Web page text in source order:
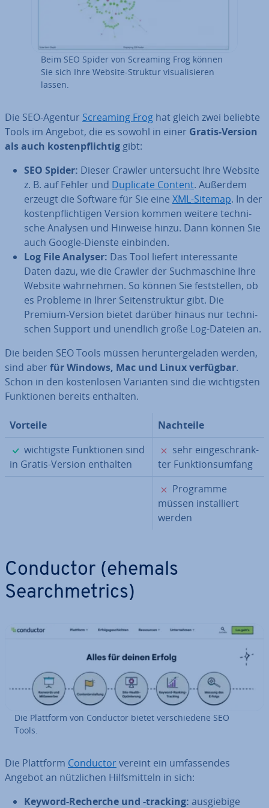
Beim SEO Spider von Screaming Frog können
Sie sich Ihre Website-Struktur vi­sua­li­sie­ren
lassen.
Die SEO-Agentur Screaming Frog hat gleich zwei beliebte
Tools im Angebot, die es sowohl in einer Gratis-Version
als auch kos­ten­pflich­tig gibt:
SEO Spider: Dieser Crawler un­ter­sucht Ihre Website
z. B. auf Fehler und Duplicate Content. Außerdem
erzeugt die Software für Sie eine XML-Sitemap. In der
kos­ten­pflich­ti­gen Version kommen weitere tech­ni­
sche Analysen und Hinweise hinzu. Dann können Sie
auch Google-Dienste einbinden.
Log File Analyser: Das Tool liefert in­ter­es­san­te
Daten dazu, wie die Crawler der Such­ma­schi­ne Ihre
Website wahr­neh­men. So können Sie fest­stel­len, ob
es Probleme in Ihrer Sei­ten­struk­tur gibt. Die
Premium-Version bietet darüber hinaus nur tech­ni­
schen Support und unendlich große Log-Dateien an.
Die beiden SEO Tools müssen her­un­ter­ge­la­den werden,
sind aber für Windows, Mac und Linux verfügbar.
Schon in den kos­ten­lo­sen Varianten sind die wich­tigs­ten
Funk­tio­nen bereits enthalten.
Vorteile
Nachteile
✓
wich­tigs­te Funk­tio­nen sind
in Gratis-Version enthalten
✗
sehr ein­ge­schränk­
ter Funk­ti­ons­um­fang
✗
Programme
müssen in­stal­liert
werden
Conductor (ehemals
Searchme­trics)
Die Plattform von Conductor bietet ver­schie­de­ne SEO
Tools.
Die Plattform Conductorvereint ein um­fas­sen­des
Angebot an nütz­li­chen Hilfs­mit­teln in sich:
Keyword-Recherche und -tracking: aus­gie­bi­ge